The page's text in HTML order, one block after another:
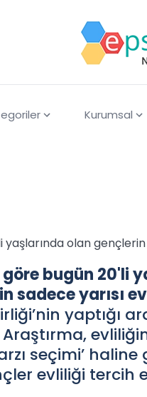
Kurumsal
olan gençlerin
bugün 20'li
sadece yarısı
yaptığı
Araştırma,
seçimi’
evliliği tercih